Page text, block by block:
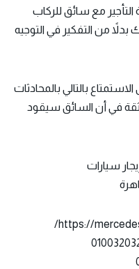
التأجير مع سائق للركاب
من التفكير في التوجيه
بالتالي بالمحادثات
في أن السائق سيقود
سيارات